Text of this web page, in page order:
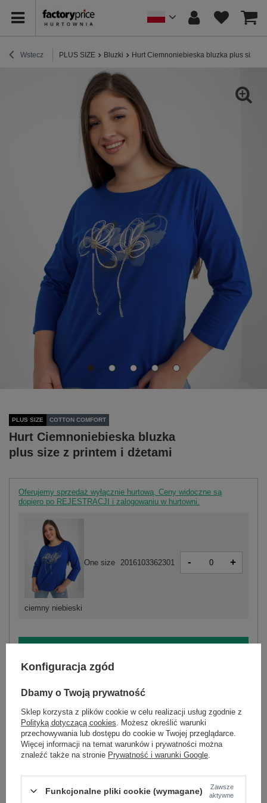
Wstecz PLUS SIZE Bluzki Hurt Ciemnoniebieska bluzka plus size z
PLUS SIZE COTTON COMFORT
Hurt Ciemnoniebieska bluzka
plus size z printem i dżetami
Oferujemy sprzedaż wyłącznie hurtową. Ceny widoczne są
dopiero po REJESTRACJI i zalogowaniu w hurtowni.
ciemny niebieski
One size 2016103362301 - +
skład materiału : 90% bawełna, 10% elastan
sposób prania : pranie w pralce w 30°C
casual
Konfiguracja zgód
Dbamy o Twoją prywatność
Sklep korzysta z plików cookie w celu realizacji usług zgodnie z
Polityką dotyczącą cookies . Możesz określić warunki
przechowywania lub dostępu do cookie w Twojej przeglądarce.
Więcej informacji na temat warunków i prywatności można
znaleźć także na stronie Prywatność i warunki Google
Funkcjonalne pliki cookie (wymagane)
Zawsze
aktywne